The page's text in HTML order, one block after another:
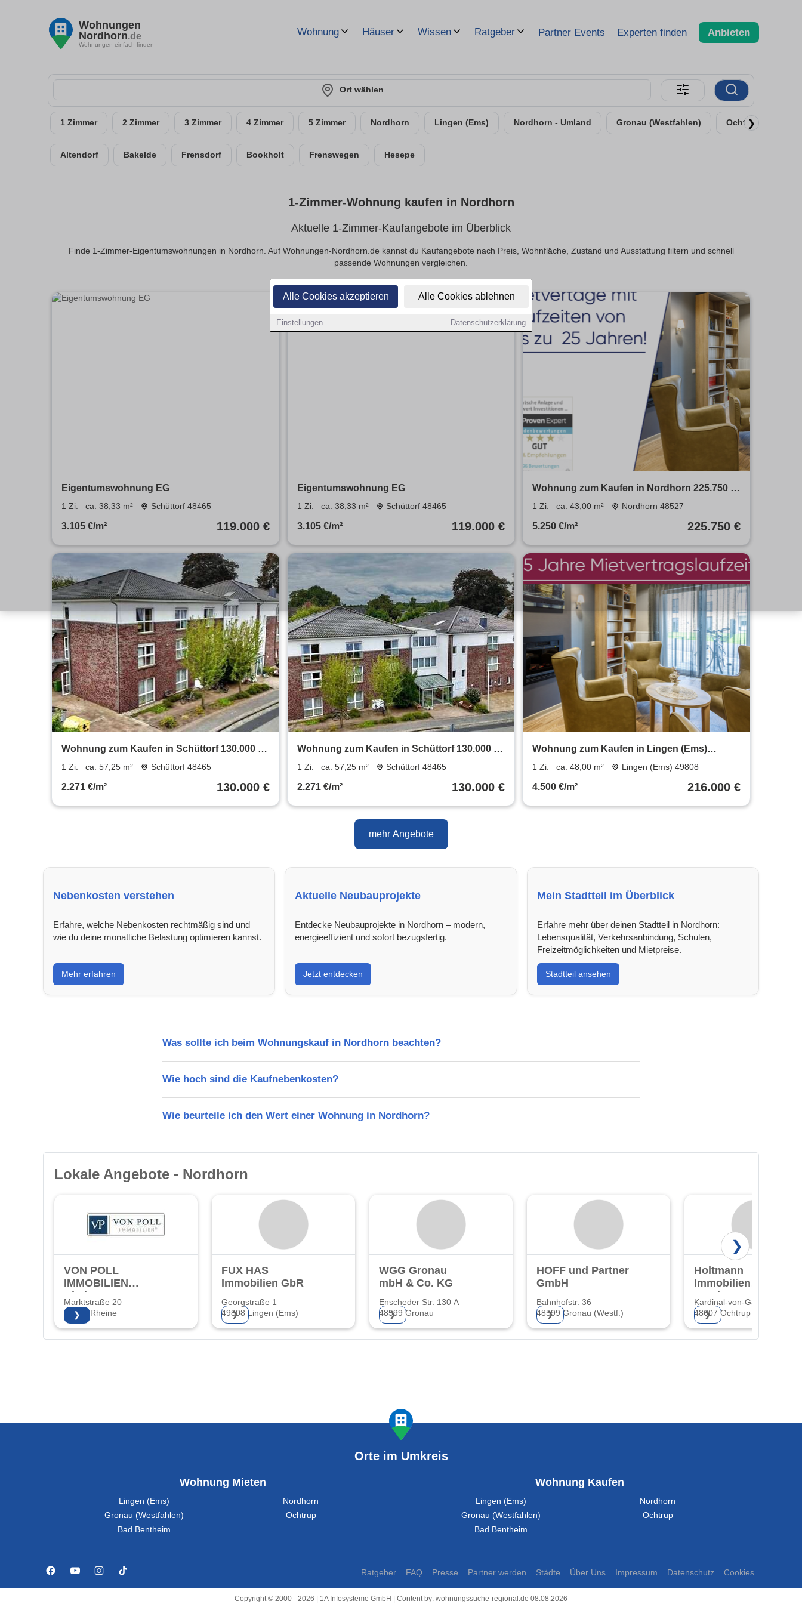
Alle Cookies akzeptieren Alle Cookies ablehnen
Einstellungen Datenschutzerklärung
Wohnungen
Nordhorn.de
Wohnungen einfach finden
Wohnung Häuser Wissen Ratgeber Partner Events Experten finden Anbieten
Ort wählen
1 Zimmer 2 Zimmer 3 Zimmer 4 Zimmer 5 Zimmer Nordhorn Lingen (Ems) Nordhorn - Umland Gronau (Westfahlen) Ochtrup
❯
Altendorf Bakelde Frensdorf Bookholt Frenswegen Hesepe
1-Zimmer-Wohnung kaufen in Nordhorn
Aktuelle 1-Zimmer-Kaufangebote im Überblick
Finde 1-Zimmer-Eigentumswohnungen in Nordhorn. Auf Wohnungen-Nordhorn.de kannst du Kaufangebote nach Preis, Wohnfläche, Zustand und Ausstattung filtern und schnell
passende Wohnungen vergleichen.
Eigentumswohnung EG
1 Zi. ca. 38,33 m² Schüttorf 48465
3.105 €/m² 119.000 €
Eigentumswohnung EG
1 Zi. ca. 38,33 m² Schüttorf 48465
3.105 €/m² 119.000 €
Wohnung zum Kaufen in Nordhorn 225.750 €
43 m²
1 Zi. ca. 43,00 m² Nordhorn 48527
5.250 €/m² 225.750 €
Wohnung zum Kaufen in Schüttorf 130.000 €
57.25 m²
1 Zi. ca. 57,25 m² Schüttorf 48465
2.271 €/m² 130.000 €
Wohnung zum Kaufen in Schüttorf 130.000 €
57.25 m²
1 Zi. ca. 57,25 m² Schüttorf 48465
2.271 €/m² 130.000 €
Wohnung zum Kaufen in Lingen (Ems)
216.000 € 48 m²
1 Zi. ca. 48,00 m² Lingen (Ems) 49808
4.500 €/m² 216.000 €
mehr Angebote
Nebenkosten verstehen
Erfahre, welche Nebenkosten rechtmäßig sind und
wie du deine monatliche Belastung optimieren kannst.
Mehr erfahren
Aktuelle Neubauprojekte
Entdecke Neubauprojekte in Nordhorn – modern,
energieeffizient und sofort bezugsfertig.
Jetzt entdecken
Mein Stadtteil im Überblick
Erfahre mehr über deinen Stadtteil in Nordhorn:
Lebensqualität, Verkehrsanbindung, Schulen,
Freizeitmöglichkeiten und Mietpreise.
Stadtteil ansehen
Was sollte ich beim Wohnungskauf in Nordhorn beachten?
Wie hoch sind die Kaufnebenkosten?
Wie beurteile ich den Wert einer Wohnung in Nordhorn?
Lokale Angebote - Nordhorn
VON POLL
IMMOBILIEN
Rheine
Marktstraße 20
48431 Rheine
❯
FUX HAS
Immobilien GbR
Georgstraße 1
49808 Lingen (Ems)
❯
WGG Gronau
mbH & Co. KG
Enscheder Str. 130 A
48599 Gronau
❯
HOFF und Partner
GmbH
Bahnhofstr. 36
48599 Gronau (Westf.)
❯
Holtmann
Immobilien
Services GmbH
Co. KG
Kardinal-von-Galen-Str. 49
48607 Ochtrup
❯
❯
Orte im Umkreis
Wohnung Mieten
Lingen (Ems)
Nordhorn
Gronau (Westfahlen)
Ochtrup
Bad Bentheim
Wohnung Kaufen
Lingen (Ems)
Nordhorn
Gronau (Westfahlen)
Ochtrup
Bad Bentheim
Ratgeber FAQ Presse Partner werden Städte Über Uns Impressum Datenschutz Cookies
Copyright © 2000 - 2026 | 1A Infosysteme GmbH | Content by: wohnungssuche-regional.de 08.08.2026